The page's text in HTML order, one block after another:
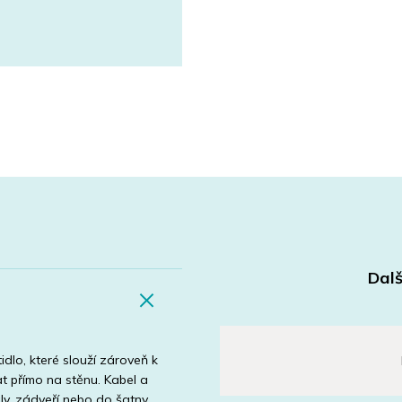
které slouží zároveň k
přímo na stěnu. Kabel a